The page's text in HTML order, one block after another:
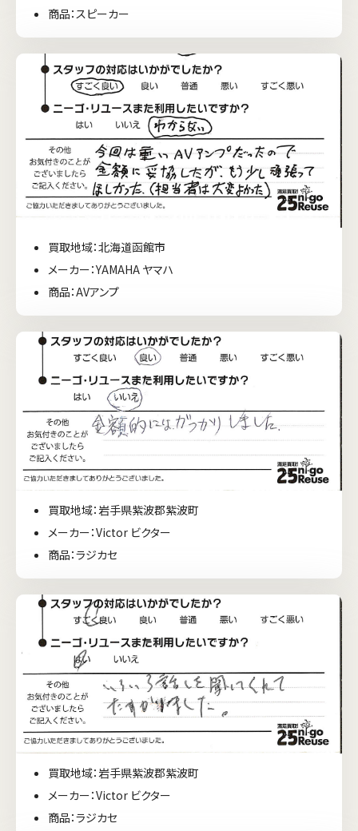
商品：スピーカー
買取地域：北海道函館市
メーカー：YAMAHA ヤマハ
商品：AVアンプ
買取地域：岩手県紫波郡紫波町
メーカー：Victor ビクター
商品：ラジカセ
買取地域：岩手県紫波郡紫波町
メーカー：Victor ビクター
商品：ラジカセ